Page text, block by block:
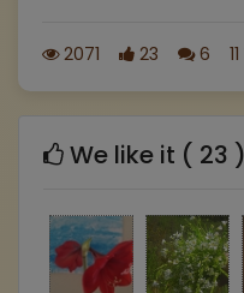
2071 23 6
We like it ( 23 )